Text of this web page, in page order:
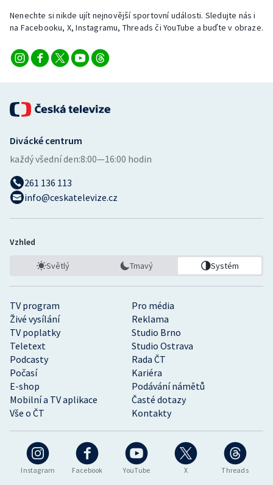
Vodní slalom
Volejbal
Nenechte si nikde ujít nejnovější sportovní události. Sledujte nás i
na Facebooku, X, Instagramu, Threads či YouTube a buďte v obraze.
Instagram Facebook YouTube X Threads
TV program
Pro média
Živé vysílání
Reklama
TV poplatky
Studio Brno
Teletext
Studio Ostrava
Podcasty
Rada ČT
Počasí
Kariéra
E-shop
Podávání námětů
Mobilní a TV aplikace
Časté dotazy
Vše o ČT
Kontakty
Divácké centrum
každý všední den:8:00—16:00 hodin
261 136 113
info@ceskatelevize.cz
Vzhled
Světlý Tmavý Systém